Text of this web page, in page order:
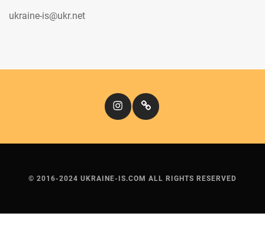
ukraine-is@ukr.net
InstagramКіномандри
© 2016-2024 UKRAINE-IS.COM ALL RIGHTS RESERVED